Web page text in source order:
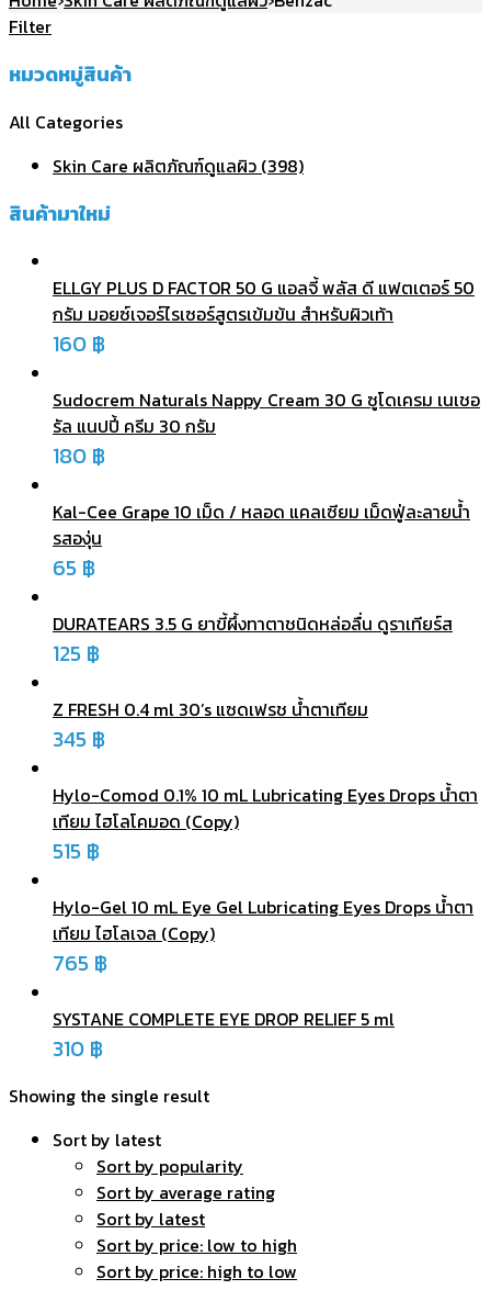
Filter
หมวดหมู่สินค้า
All Categories
Skin Care ผลิตภัณฑ์ดูแลผิว (398)
สินค้ามาใหม่
ELLGY PLUS D FACTOR 50 G แอลจี้ พลัส ดี แฟตเตอร์ 50
กรัม มอยซ์เจอร์ไรเซอร์สูตรเข้มข้น สำหรับผิวเท้า
160 ฿
Sudocrem Naturals Nappy Cream 30 G ซูโดเครม เนเชอ
รัล แนปปี้ ครีม 30 กรัม
180 ฿
Kal-Cee Grape 10 เม็ด / หลอด แคลเซียม เม็ดฟู่ละลายน้ำ
รสองุ่น
65 ฿
DURATEARS 3.5 G ยาขี้ผึ้งทาตาชนิดหล่อลื่น ดูราเทียร์ส
125 ฿
Z FRESH 0.4 ml 30’s แซดเฟรช น้ำตาเทียม
345 ฿
Hylo-Comod 0.1% 10 mL Lubricating Eyes Drops น้ำตา
เทียม ไฮโลโคมอด (Copy)
515 ฿
Hylo-Gel 10 mL Eye Gel Lubricating Eyes Drops น้ำตา
เทียม ไฮโลเจล (Copy)
765 ฿
SYSTANE COMPLETE EYE DROP RELIEF 5 ml
310 ฿
Showing the single result
Sort by latest
Sort by popularity
Sort by average rating
Sort by latest
Sort by price: low to high
Sort by price: high to low